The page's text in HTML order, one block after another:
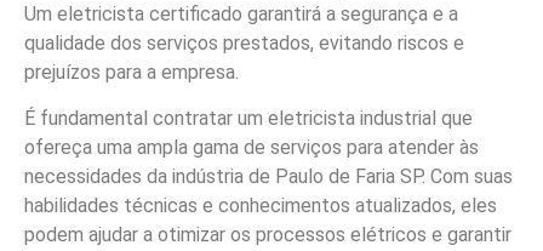
Um eletricista certificado garantirá a segurança e a
qualidade dos serviços prestados, evitando riscos e
prejuízos para a empresa.
É fundamental contratar um eletricista industrial que
ofereça uma ampla gama de serviços para atender às
necessidades da indústria de Paulo de Faria SP. Com suas
habilidades técnicas e conhecimentos atualizados, eles
podem ajudar a otimizar os processos elétricos e garantir